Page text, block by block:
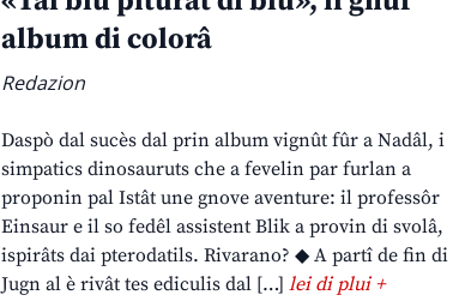
album di colorâ
Redazion
Daspò dal sucès dal prin album vignût fûr a Nadâl, i
simpatics dinosauruts che a fevelin par furlan a
proponin pal Istât une gnove aventure: il professôr
Einsaur e il so fedêl assistent Blik a provin di svolâ,
ispirâts dai pterodatils. Rivarano? ◆ A partî de fin di
Jugn al è rivât tes ediculis dal […] lei di plui +